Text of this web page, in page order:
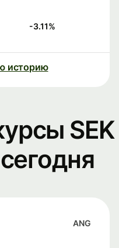
-3.11%
историю
SEK
ANG